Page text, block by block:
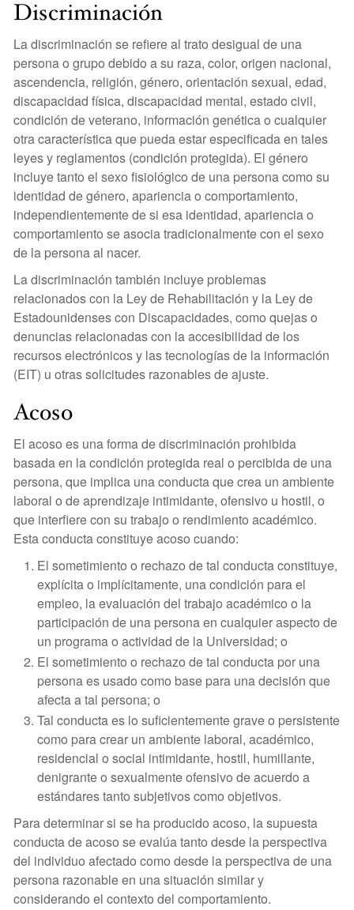
Discriminación
La discriminación se refiere al trato desigual de una
persona o grupo debido a su raza, color, origen nacional,
ascendencia, religión, género, orientación sexual, edad,
discapacidad física, discapacidad mental, estado civil,
condición de veterano, información genética o cualquier
otra característica que pueda estar especificada en tales
leyes y reglamentos (condición protegida). El género
incluye tanto el sexo fisiológico de una persona como su
identidad de género, apariencia o comportamiento,
independientemente de si esa identidad, apariencia o
comportamiento se asocia tradicionalmente con el sexo
de la persona al nacer.
La discriminación también incluye problemas
relacionados con la Ley de Rehabilitación y la Ley de
Estadounidenses con Discapacidades, como quejas o
denuncias relacionadas con la accesibilidad de los
recursos electrónicos y las tecnologías de la información
(EIT) u otras solicitudes razonables de ajuste.
Acoso
El acoso es una forma de discriminación prohibida
basada en la condición protegida real o percibida de una
persona, que implica una conducta que crea un ambiente
laboral o de aprendizaje intimidante, ofensivo u hostil, o
que interfiere con su trabajo o rendimiento académico.
Esta conducta constituye acoso cuando:
El sometimiento o rechazo de tal conducta constituye,
explícita o implícitamente, una condición para el
empleo, la evaluación del trabajo académico o la
participación de una persona en cualquier aspecto de
un programa o actividad de la Universidad; o
El sometimiento o rechazo de tal conducta por una
persona es usado como base para una decisión que
afecta a tal persona; o
Tal conducta es lo suficientemente grave o persistente
como para crear un ambiente laboral, académico,
residencial o social intimidante, hostil, humillante,
denigrante o sexualmente ofensivo de acuerdo a
estándares tanto subjetivos como objetivos.
Para determinar si se ha producido acoso, la supuesta
conducta de acoso se evalúa tanto desde la perspectiva
del individuo afectado como desde la perspectiva de una
persona razonable en una situación similar y
considerando el contexto del comportamiento.